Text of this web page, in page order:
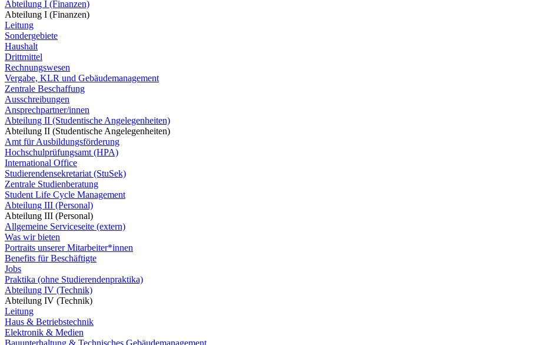
Abteilung I (Finanzen)
Abteilung I (Finanzen)
Leitung
Sondergebiete
Haushalt
Drittmittel
Rechnungswesen
Vergabe, KLR und Gebäudemanagement
Zentrale Beschaffung
Ausschreibungen
Ansprechpartner/innen
Abteilung II (Studentische Angelegenheiten)
Abteilung II (Studentische Angelegenheiten)
Amt für Ausbildungsförderung
Hochschulprüfungsamt (HPA)
International Office
Studierendensekretariat (StuSek)
Zentrale Studienberatung
Student Life Cycle Management
Abteilung III (Personal)
Abteilung III (Personal)
Allgemeine Serviceseite (extern)
Was wir bieten
Portraits unserer Mitarbeiter*innen
Benefits für Beschäftigte
Jobs
Praktika (ohne Studierendenpraktika)
Abteilung IV (Technik)
Abteilung IV (Technik)
Leitung
Haus & Betriebstechnik
Elektronik & Medien
Bauunterhaltung & Technisches Gebäudemanagement